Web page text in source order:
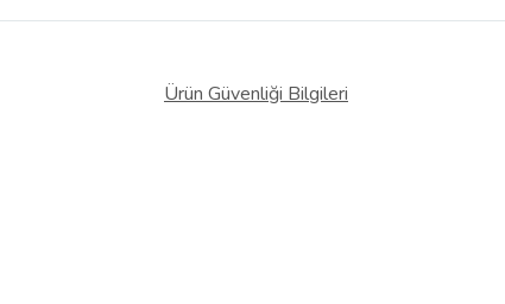
Ürün Güvenliği Bilgileri